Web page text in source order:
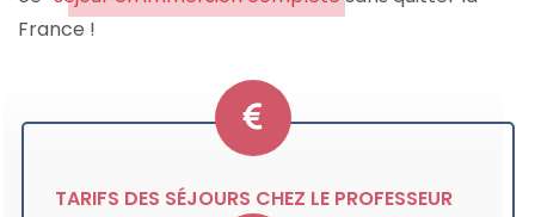
France !
TARIFS DES SÉJOURS CHEZ LE PROFESSEUR